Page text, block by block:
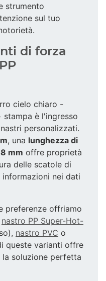
strumento
sul tuo
di forza
cielo chiaro -
stampa è l'ingresso
personalizzati.
, una lunghezza di
mm offre proprietà
delle scatole di
nei dati
preferenze offriamo
nastro PP Super-Hot-
nastro PVC o
queste varianti offre
soluzione perfetta